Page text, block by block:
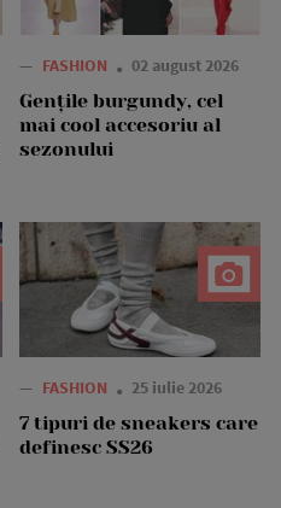
— FASHION 02 august 2026
Gențile burgundy, cel
mai cool accesoriu al
sezonului
— FASHION 25 iulie 2026
7 tipuri de sneakers care
definesc SS26